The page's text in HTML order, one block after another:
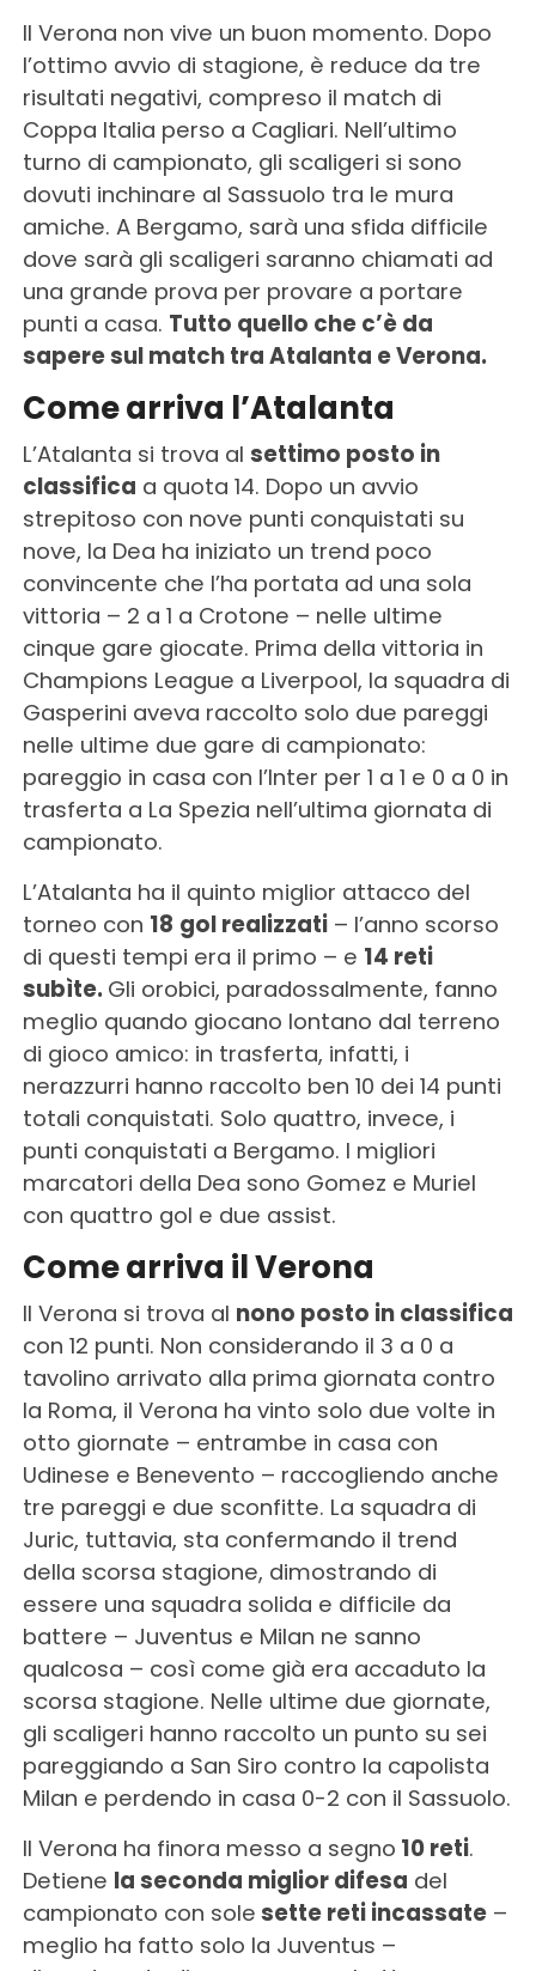
Il Verona non vive un buon momento. Dopo
l’ottimo avvio di stagione, è reduce da tre
risultati negativi, compreso il match di
Coppa Italia perso a Cagliari. Nell’ultimo
turno di campionato, gli scaligeri si sono
dovuti inchinare al Sassuolo tra le mura
amiche. A Bergamo, sarà una sfida difficile
dove sarà gli scaligeri saranno chiamati ad
una grande prova per provare a portare
punti a casa. Tutto quello che c’è da
sapere sul match tra Atalanta e Verona.
Come arriva l’Atalanta
L’Atalanta si trova al settimo posto in
classifica a quota 14. Dopo un avvio
strepitoso con nove punti conquistati su
nove, la Dea ha iniziato un trend poco
convincente che l’ha portata ad una sola
vittoria – 2 a 1 a Crotone – nelle ultime
cinque gare giocate. Prima della vittoria in
Champions League a Liverpool, la squadra di
Gasperini aveva raccolto solo due pareggi
nelle ultime due gare di campionato:
pareggio in casa con l’Inter per 1 a 1 e 0 a 0 in
trasferta a La Spezia nell’ultima giornata di
campionato.
L’Atalanta ha il quinto miglior attacco del
torneo con 18 gol realizzati– l’anno scorso
di questi tempi era il primo – e 14 reti
subìte. Gli orobici, paradossalmente, fanno
meglio quando giocano lontano dal terreno
di gioco amico: in trasferta, infatti, i
nerazzurri hanno raccolto ben 10 dei 14 punti
totali conquistati. Solo quattro, invece, i
punti conquistati a Bergamo. I migliori
marcatori della Dea sono Gomez e Muriel
con quattro gol e due assist.
Come arriva il Verona
Il Verona si trova al nono posto in classifica
con 12 punti. Non considerando il 3 a 0 a
tavolino arrivato alla prima giornata contro
la Roma, il Verona ha vinto solo due volte in
otto giornate – entrambe in casa con
Udinese e Benevento – raccogliendo anche
tre pareggi e due sconfitte. La squadra di
Juric, tuttavia, sta confermando il trend
della scorsa stagione, dimostrando di
essere una squadra solida e difficile da
battere – Juventus e Milan ne sanno
qualcosa – così come già era accaduto la
scorsa stagione. Nelle ultime due giornate,
gli scaligeri hanno raccolto un punto su sei
pareggiando a San Siro contro la capolista
Milan e perdendo in casa 0-2 con il Sassuolo.
Il Verona ha finora messo a segno 10 reti.
Detiene la seconda miglior difesa del
campionato con sole sette reti incassate–
meglio ha fatto solo la Juventus –